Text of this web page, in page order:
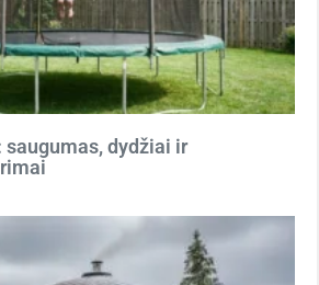
dydžiai ir